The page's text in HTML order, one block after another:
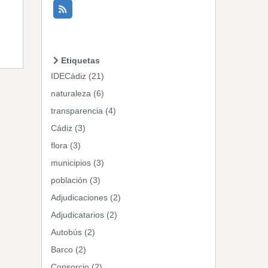
Etiquetas
IDECádiz (21)
naturaleza (6)
transparencia (4)
Cádiz (3)
flora (3)
municipios (3)
población (3)
Adjudicaciones (2)
Adjudicatarios (2)
Autobús (2)
Barco (2)